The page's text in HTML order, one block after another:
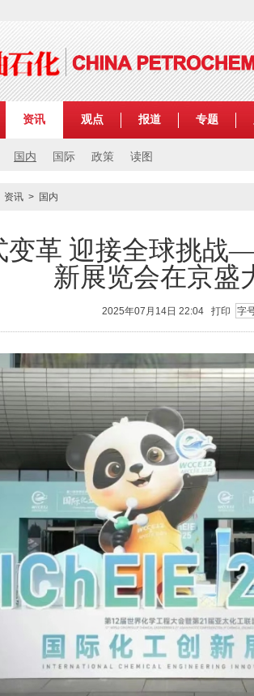
资讯
国内 国际 政策 读图
观点 报道 专题
资讯 > 国内
变革 迎接全球挑战
新展览会在京盛
2025年07月14日 22:04打印 字